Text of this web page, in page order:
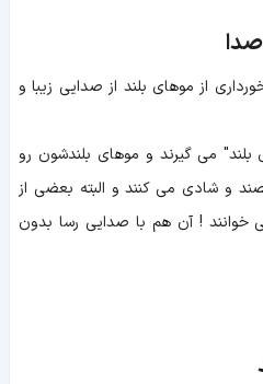
از موهای بلند از صدایی زیبا و
می گیرند و موهای بلندشون رو
و شادی می کنند و البته بعضی از
! آن هم با صدایی رسا بدون